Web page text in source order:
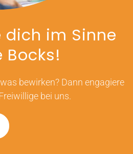
dich im Sinne
Bocks!
bewirken? Dann engagiere
bei uns.